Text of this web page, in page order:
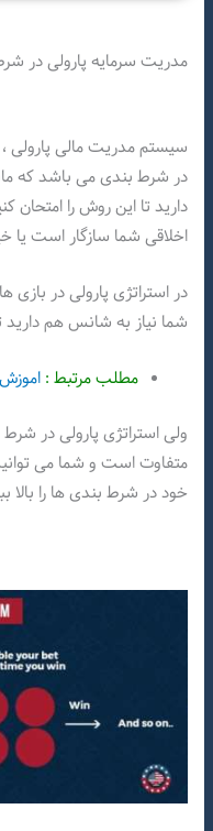
مدریت سرمایه پارولی در
سیستم مدریت مالی پارولی
در شرط بندی می باشد که
دارید تا این روش را
اخلاقی شما سازگار است یا
در استراتژی پارولی در بازی
شما نیاز به شانس هم دارید
مطلب مرتبط :
ولی استراتژی پارولی در
متفاوت است و شما می
خود در شرط بندی ها را بالا